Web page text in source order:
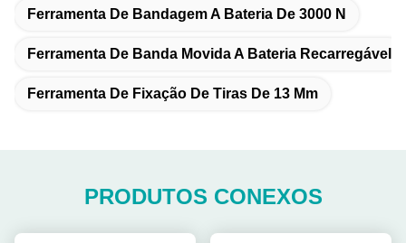
Ferramenta De Bandagem A Bateria De 3000 N
Ferramenta De Banda Movida A Bateria Recarregável
Ferramenta De Fixação De Tiras De 13 Mm
PRODUTOS CONEXOS